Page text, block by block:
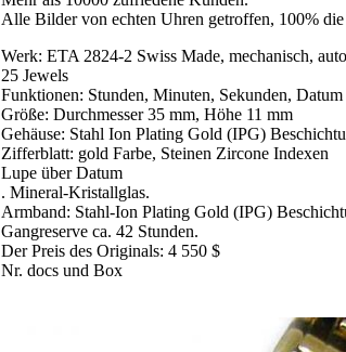
Alle Bilder von echten Uhren getroffen, 100%
Werk: ETA 2824-2 Swiss Made, mechanisch,
25 Jewels
Funktionen: Stunden, Minuten, Sekunden, Datum
Größe: Durchmesser 35 mm, Höhe 11 mm
Gehäuse: Stahl Ion Plating Gold (IPG)
Zifferblatt: gold Farbe, Steinen Zircone Indexen
Lupe über Datum
. Mineral-Kristallglas.
Armband: Stahl-Ion Plating Gold (IPG)
Gangreserve ca. 42 Stunden.
Der Preis des Originals: 4 550 $
Nr. docs und Box